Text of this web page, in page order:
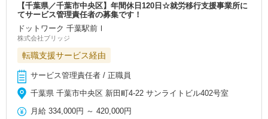
【千葉県／千葉市中央区】年間休日120日☆就労移行支援事業所に
てサービス管理責任者の募集です！
ドットワーク 千葉駅前Ⅰ
株式会社ブリッジ
転職支援サービス経由
サービス管理責任者 / 正職員
千葉県 千葉市中央区 新田町4-22 サンライトビル402号室
月給 334,000円 ～420,000円